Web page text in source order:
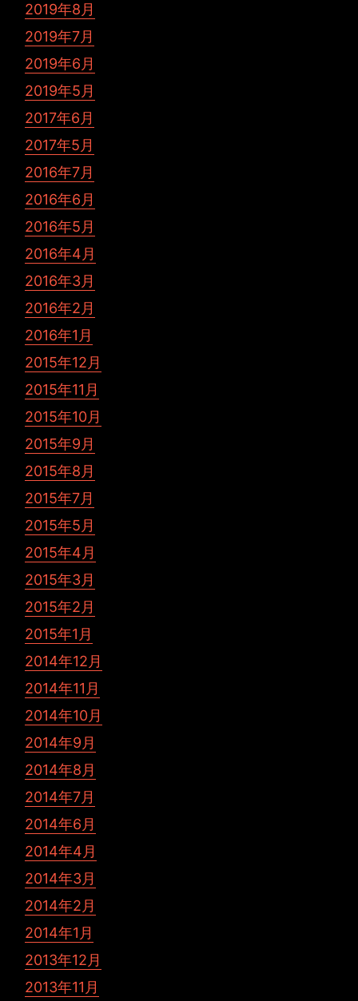
2019年8月
2019年7月
2019年6月
2019年5月
2017年6月
2017年5月
2016年7月
2016年6月
2016年5月
2016年4月
2016年3月
2016年2月
2016年1月
2015年12月
2015年11月
2015年10月
2015年9月
2015年8月
2015年7月
2015年5月
2015年4月
2015年3月
2015年2月
2015年1月
2014年12月
2014年11月
2014年10月
2014年9月
2014年8月
2014年7月
2014年6月
2014年4月
2014年3月
2014年2月
2014年1月
2013年12月
2013年11月